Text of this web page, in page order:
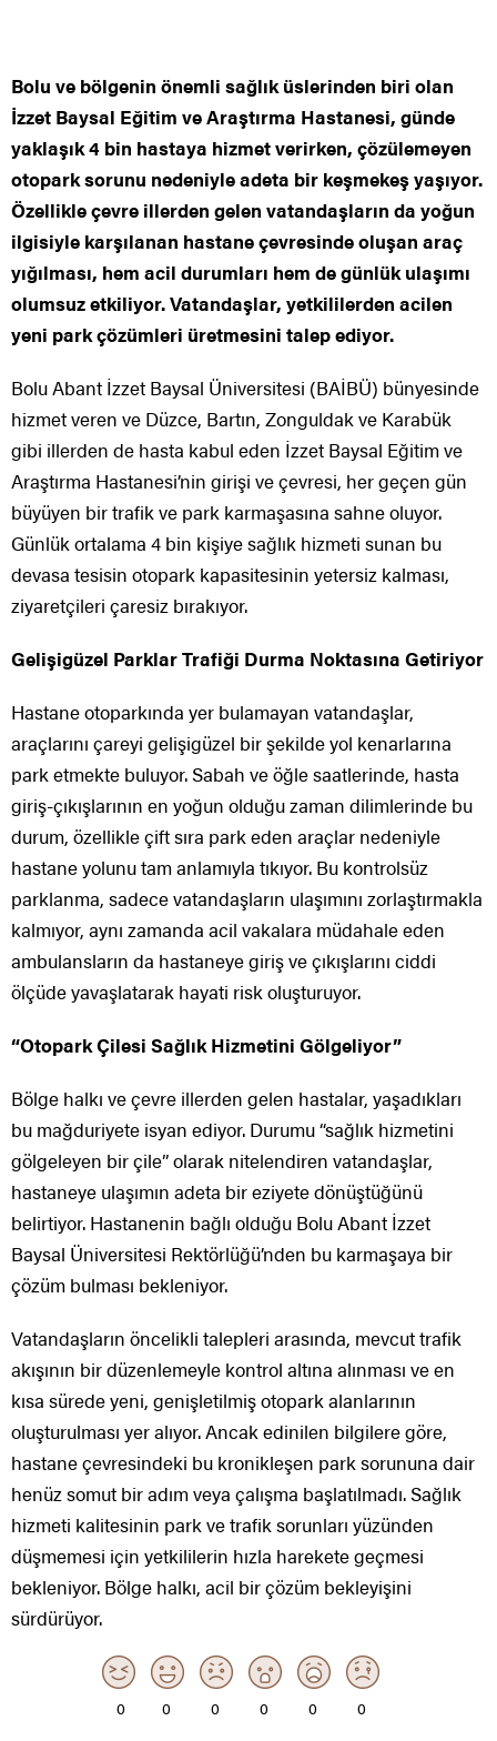
Bolu ve bölgenin önemli sağlık üslerinden biri olan
İzzet Baysal Eğitim ve Araştırma Hastanesi, günde
yaklaşık 4 bin hastaya hizmet verirken, çözülemeyen
otopark sorunu nedeniyle adeta bir keşmekeş yaşıyor.
Özellikle çevre illerden gelen vatandaşların da yoğun
ilgisiyle karşılanan hastane çevresinde oluşan araç
yığılması, hem acil durumları hem de günlük ulaşımı
olumsuz etkiliyor. Vatandaşlar, yetkililerden acilen
yeni park çözümleri üretmesini talep ediyor.
Bolu Abant İzzet Baysal Üniversitesi (BAİBÜ) bünyesinde
hizmet veren ve Düzce, Bartın, Zonguldak ve Karabük
gibi illerden de hasta kabul eden İzzet Baysal Eğitim ve
Araştırma Hastanesi’nin girişi ve çevresi, her geçen gün
büyüyen bir trafik ve park karmaşasına sahne oluyor.
Günlük ortalama 4 bin kişiye sağlık hizmeti sunan bu
devasa tesisin otopark kapasitesinin yetersiz kalması,
ziyaretçileri çaresiz bırakıyor.
Gelişigüzel Parklar Trafiği Durma Noktasına Getiriyor
Hastane otoparkında yer bulamayan vatandaşlar,
araçlarını çareyi gelişigüzel bir şekilde yol kenarlarına
park etmekte buluyor. Sabah ve öğle saatlerinde, hasta
giriş-çıkışlarının en yoğun olduğu zaman dilimlerinde bu
durum, özellikle çift sıra park eden araçlar nedeniyle
hastane yolunu tam anlamıyla tıkıyor. Bu kontrolsüz
parklanma, sadece vatandaşların ulaşımını zorlaştırmakla
kalmıyor, aynı zamanda acil vakalara müdahale eden
ambulansların da hastaneye giriş ve çıkışlarını ciddi
ölçüde yavaşlatarak hayati risk oluşturuyor.
“Otopark Çilesi Sağlık Hizmetini Gölgeliyor”
Bölge halkı ve çevre illerden gelen hastalar, yaşadıkları
bu mağduriyete isyan ediyor. Durumu “sağlık hizmetini
gölgeleyen bir çile” olarak nitelendiren vatandaşlar,
hastaneye ulaşımın adeta bir eziyete dönüştüğünü
belirtiyor. Hastanenin bağlı olduğu Bolu Abant İzzet
Baysal Üniversitesi Rektörlüğü’nden bu karmaşaya bir
çözüm bulması bekleniyor.
Vatandaşların öncelikli talepleri arasında, mevcut trafik
akışının bir düzenlemeyle kontrol altına alınması ve en
kısa sürede yeni, genişletilmiş otopark alanlarının
oluşturulması yer alıyor. Ancak edinilen bilgilere göre,
hastane çevresindeki bu kronikleşen park sorununa dair
henüz somut bir adım veya çalışma başlatılmadı. Sağlık
hizmeti kalitesinin park ve trafik sorunları yüzünden
düşmemesi için yetkililerin hızla harekete geçmesi
bekleniyor. Bölge halkı, acil bir çözüm bekleyişini
sürdürüyor.
0 0 0 0 0 0